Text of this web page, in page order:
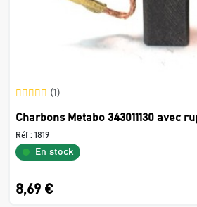
(1)
Charbons Metabo 343011130 avec
Réf : 1819
En stock
8,69 €